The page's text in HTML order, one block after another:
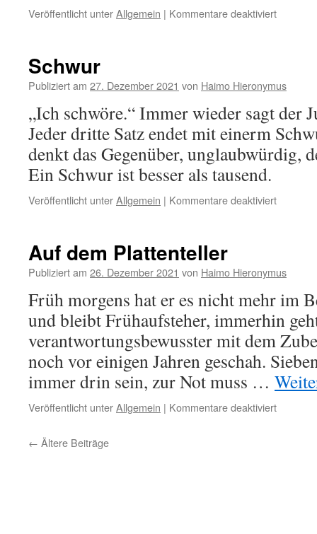
Veröffentlicht unterAllgemein | Kommentare deaktiviertfür
Schwur
Publiziert am 27. Dezember 2021 von Haimo Hieronymus
„Ich schwöre.“ Immer wieder sagt der
Jeder dritte Satz endet mit einerm
denkt das Gegenüber, unglaubwürdig,
Ein Schwur ist besser als tausend.
Veröffentlicht unterAllgemein | Kommentare deaktiviertfür
Auf dem Plattenteller
Publiziert am 26. Dezember 2021 von Haimo Hieronymus
Früh morgens hat er es nicht mehr im
und bleibt Frühaufsteher, immerhin
verantwortungsbewusster mit dem
noch vor einigen Jahren geschah.
immer drin sein, zur Not muss …
Veröffentlicht unterAllgemein | Kommentare deaktiviertfür
← Ältere Beiträge